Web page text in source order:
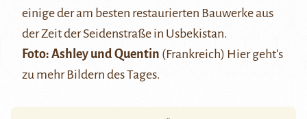
einige der am besten restaurierten Bauwerke aus
der Zeit der Seidenstraße in Usbekistan.
Foto: Ashley und Quentin (Frankreich) Hiergeht’s
zu mehr Bildern des Tages.